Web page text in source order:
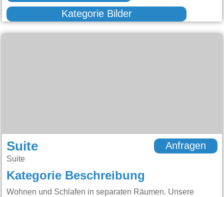
Kategorie Bilder
Suite
Suite
Anfragen
Kategorie Beschreibung
Wohnen und Schlafen in separaten Räumen. Unsere